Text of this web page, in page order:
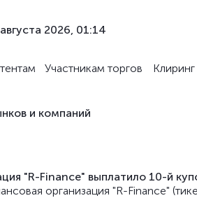
2026, 01:14
Участникам торгов
и компаний
"R-Finance" выплатило 10-й
организация "R-Finance"